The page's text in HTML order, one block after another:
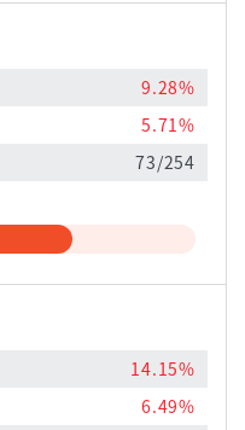
9.28%
5.71%
73/254
14.15%
6.49%